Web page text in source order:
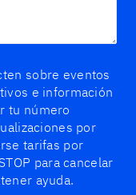
sobre eventos
e información
tu número
por
tarifas por
para cancelar
ayuda.